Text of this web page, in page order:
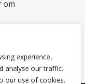
experience,
analyse our traffic.
our use of cookies.
om